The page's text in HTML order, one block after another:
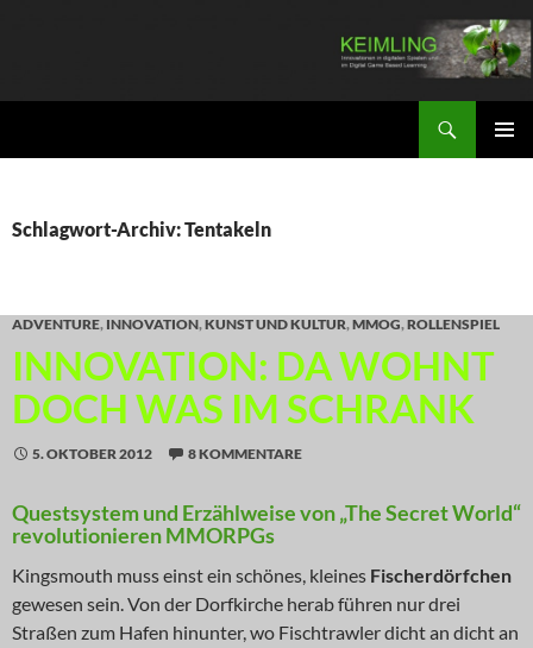
Schlagwort-Archiv: Tentakeln
ADVENTURE, INNOVATION,KUNST UND KULTUR,MMOG,ROLLENSPIEL
INNOVATION: DA WOHNT
DOCH WAS IM SCHRANK
5. OKTOBER 2012 8 KOMMENTARE
Questsystem und Erzählweise von „The Secret World“
revolutionieren MMORPGs
Kingsmouth muss einst ein schönes, kleines Fischerdörfchen
gewesen sein. Von der Dorfkirche herab führen nur drei
Straßen zum Hafen hinunter, wo Fischtrawler dicht an dicht an